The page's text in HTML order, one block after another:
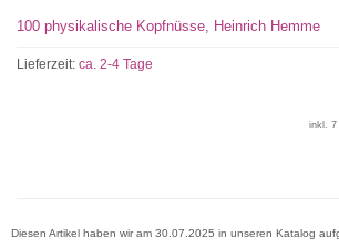
100 physikalische Kopfnüsse, Heinrich Hemme
Lieferzeit: ca. 2-4 Tage
inkl. 7
Diesen Artikel haben wir am 30.07.2025 in unseren Katalog